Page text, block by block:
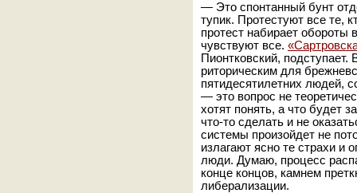
— Это спонтанный бунт
тупик. Протестуют все те,
протест набирает
чувствуют все.
Пионтковский, подступает.
риторическим для
пятидесятилетних людей,
— это вопрос не
хотят понять, а что будет
что-то сделать и не
системы произойдет не
излагают ясно те страхи и
люди. Думаю, процесс
конце концов, камнем
либерализации.